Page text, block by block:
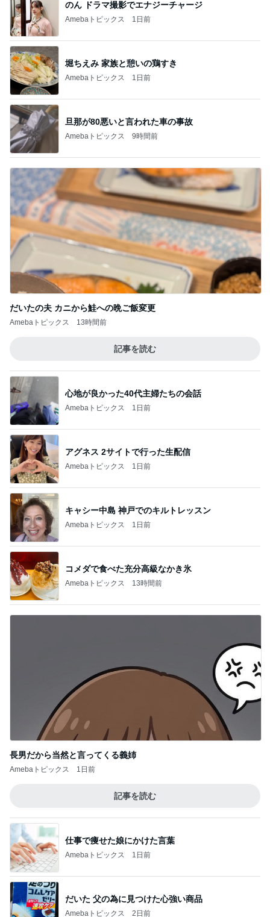
のん ドラマ撮影でエナジーチャージ
Amebaトピックス 1日前
堀ちえみ 家族と憩いの鶏すき
Amebaトピックス 1日前
旦那が80悪いと言われた車の事故
Amebaトピックス 9時間前
だいたの夫 カニから鮭への晩ご飯変更
Amebaトピックス 13時間前
記事を読む
心地が良かった40代主婦たちの会話
Amebaトピックス 1日前
アグネス 2サイトで行った生配信
Amebaトピックス 1日前
キャシー中島 神戸でのキルトレッスン
Amebaトピックス 1日前
コメダで食べた充分高級なかき氷
Amebaトピックス 13時間前
長男だから当然と言ってくる義姉
Amebaトピックス 1日前
記事を読む
仕事で痩せた娘にかけた言葉
Amebaトピックス 1日前
だいた 父の為に見つけた心強い商品
Amebaトピックス 2日前